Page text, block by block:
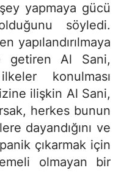
yapmaya gücü
söyledi.
yapılandırılmaya
getiren Al Sani,
konulması
ilişkin Al Sani,
herkes bunun
dayandığını ve
çıkarmak için
olmayan bir